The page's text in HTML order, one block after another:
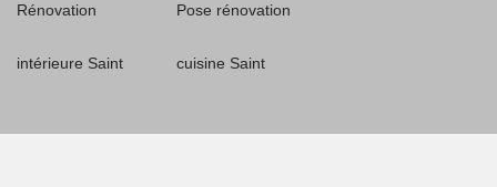
Rénovation
intérieure Saint
Pose rénovation
cuisine Saint